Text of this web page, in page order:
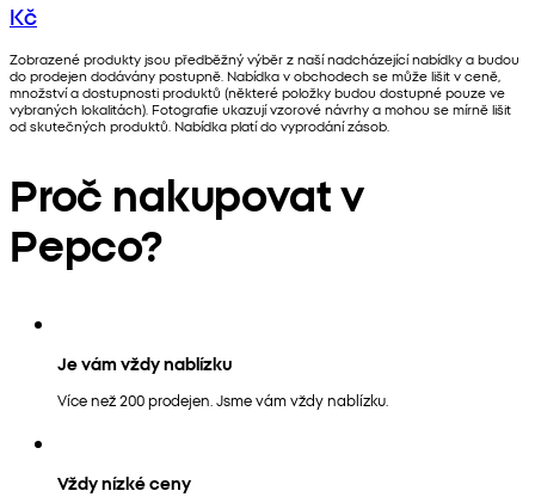
Kč
Zobrazené produkty jsou předběžný výběr z naší nadcházející nabídky a budou
do prodejen dodávány postupně. Nabídka v obchodech se může lišit v ceně,
množství a dostupnosti produktů (některé položky budou dostupné pouze ve
vybraných lokalitách). Fotografie ukazují vzorové návrhy a mohou se mírně lišit
od skutečných produktů. Nabídka platí do vyprodání zásob.
Proč nakupovat v
Pepco?
Je vám vždy nablízku
Více než 200 prodejen. Jsme vám vždy nablízku.
Vždy nízké ceny